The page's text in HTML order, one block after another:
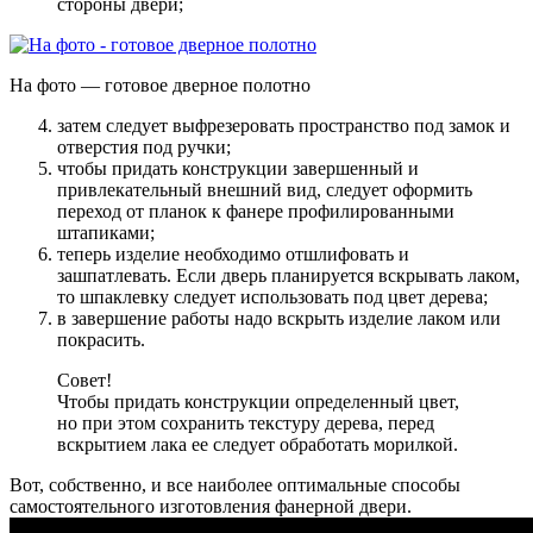
На фото — готовое дверное полотно
затем следует выфрезеровать пространство под замок и
отверстия под ручки;
чтобы придать конструкции завершенный и
привлекательный внешний вид, следует оформить
переход от планок к фанере профилированными
штапиками;
теперь изделие необходимо отшлифовать и
зашпатлевать. Если дверь планируется вскрывать лаком,
то шпаклевку следует использовать под цвет дерева;
в завершение работы надо вскрыть изделие лаком или
покрасить.
Совет!
Чтобы придать конструкции определенный цвет,
но при этом сохранить текстуру дерева, перед
вскрытием лака ее следует обработать морилкой.
Вот, собственно, и все наиболее оптимальные способы
самостоятельного изготовления фанерной двери.